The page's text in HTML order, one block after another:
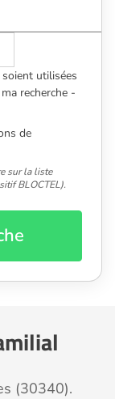
utilisées
recherche -
de
sur la liste
BLOCTEL).
(30340).